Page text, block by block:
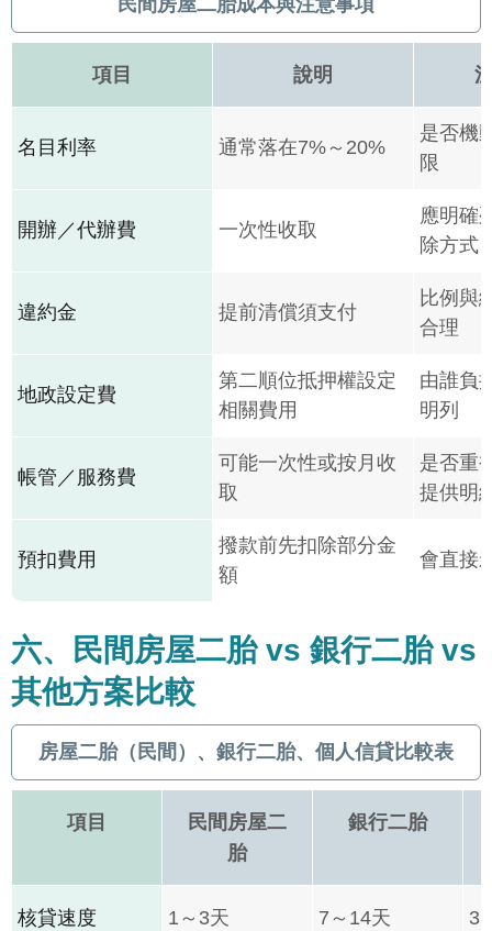
民間房屋二胎成本與注意事項
項目 說明
名目利率 通常落在7%～20%
是否機
限
開辦／代辦費 一次性收取
應明確
除方式
違約金 提前清償須支付
比例與
合理
地政設定費
第二順位抵押權設定
相關費用
由誰負
明列
帳管／服務費
可能一次性或按月收
取
是否重
提供明
預扣費用
撥款前先扣除部分金
額
會直接
六、民間房屋二胎 vs 銀行二胎 vs
其他方案比較
房屋二胎（民間）、銀行二胎、個人信貸比較表
項目
民間房屋二
胎
銀行二胎
核貸速度 1～3天 7～14天 3